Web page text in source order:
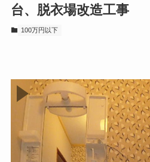
台、脱衣場改造工事
100万円以下